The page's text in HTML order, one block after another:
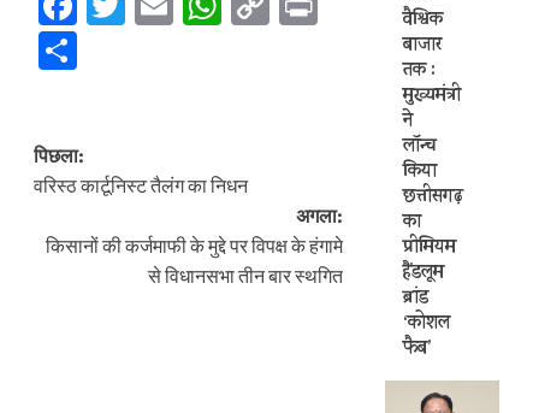
Share
पोस्ट
नेविगेशन
पिछला:
वरिस्ठ कार्टूनिस्ट तैलंग का निधन
अगला:
किसानों की कर्जमाफी के मुद्दे पर विपक्ष के हंगामे
से विधानसभा तीन बार स्थगित
वैश्विक
बाजार
तक :
मुख्यमंत्री
ने
लॉन्च
किया
छत्तीसगढ़
का
प्रीमियम
हैंडलूम
ब्रांड
‘कोशल
फैब’